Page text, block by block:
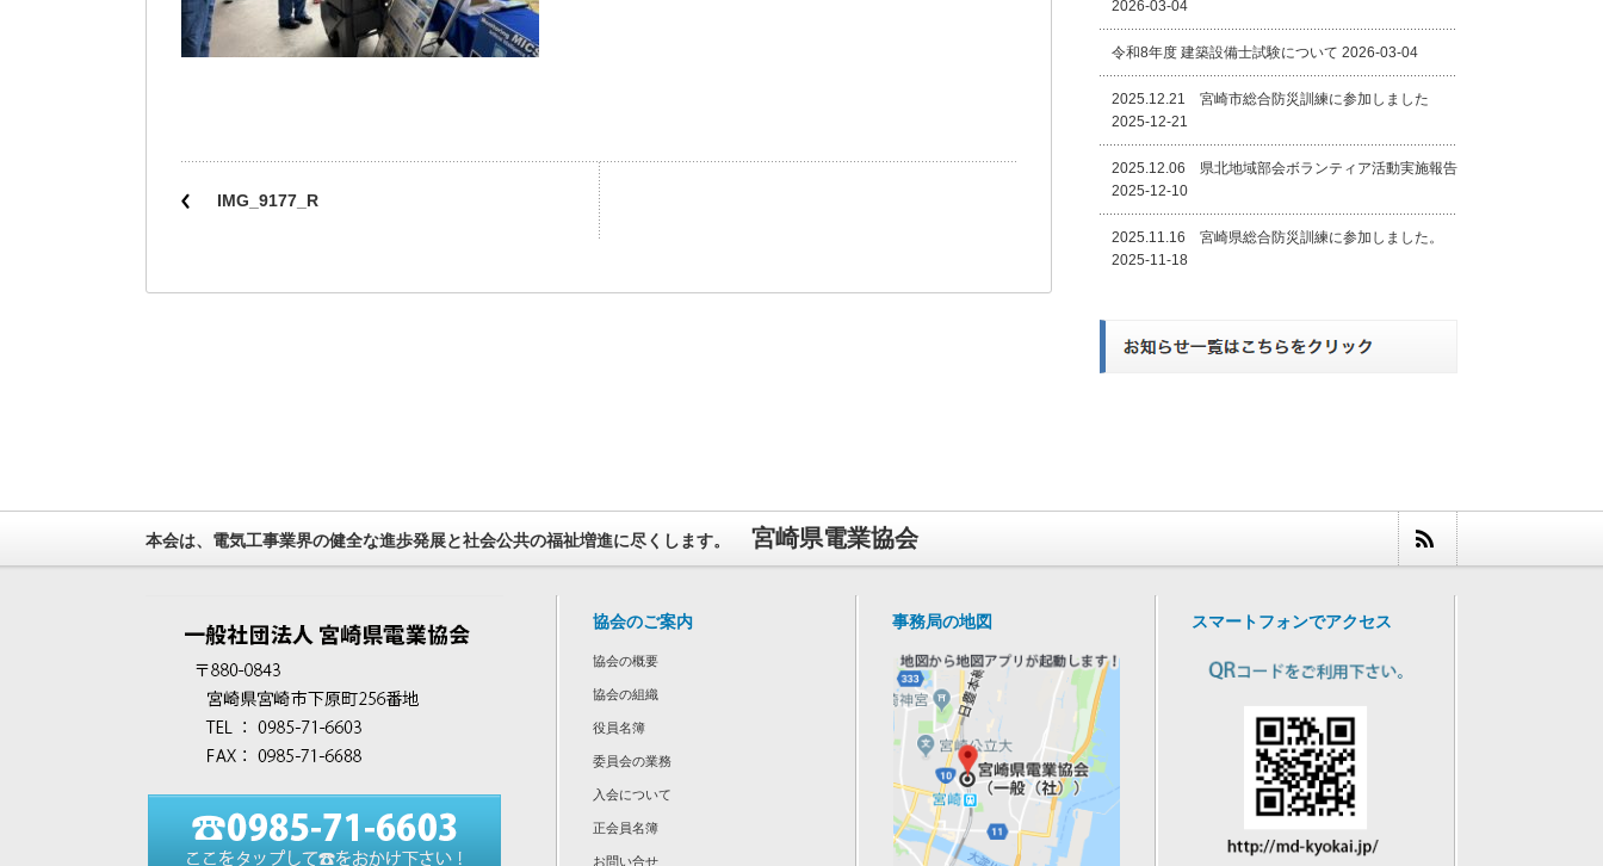
IMG_9177_R
2026-03-04
令和8年度 建築設備士試験について 2026-03-04
2025.12.21 宮崎市総合防災訓練に参加しました
2025-12-21
2025.12.06 県北地域部会ボランティア活動実施報告
2025-12-10
2025.11.16 宮崎県総合防災訓練に参加しました。
2025-11-18
本会は、電気工事業界の健全な進歩発展と社会公共の福祉増進に尽くします。 宮崎県電業協会
協会のご案内
協会の概要
協会の組織
役員名簿
委員会の業務
入会について
正会員名簿
お問い合せ
事務局の地図 スマートフォンでアクセス